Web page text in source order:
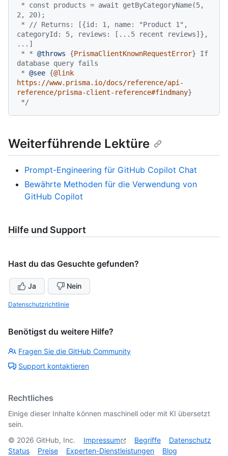
2, 20);
categoryId: 5, reviews: [...5 recent reviews]},
...]
* * @throws {PrismaClientKnownRequestError} If
database query fails
* @see {@link
https://www.prisma.io/docs/reference/api-
reference/prisma-client-reference#findmany}
*/
Weiterführende Lektüre
Prompt-Engineering für GitHub Copilot Chat
Bewährte Methoden für die Verwendung von
GitHub Copilot
Hilfe und Support
Hast du das Gesuchte gefunden?
Ja Nein
Datenschutzrichtlinie
Benötigst du weitere Hilfe?
Fragen Sie die GitHub Community
Support kontaktieren
Rechtliches
Einige dieser Inhalte können maschinell oder mit KI übersetzt
sein.
© 2026 GitHub, Inc. Impressum Begriffe
Datenschutz
Status
Preise Experten-Dienstleistungen Blog